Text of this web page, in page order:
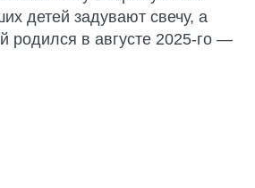
детей задувают свечу, а
родился в августе 2025-го —